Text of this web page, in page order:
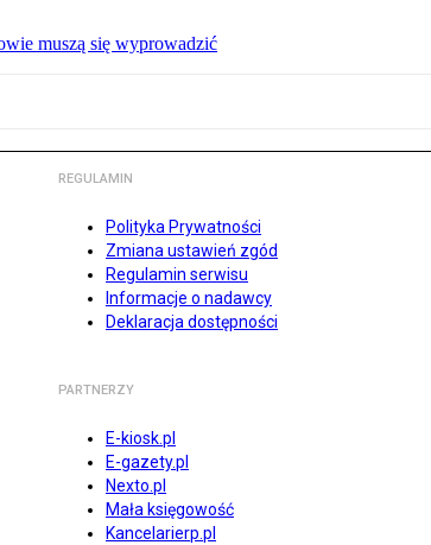
muszą się wyprowadzić
REGULAMIN
Polityka Prywatności
Zmiana ustawień zgód
Regulamin serwisu
Informacje o nadawcy
Deklaracja dostępności
PARTNERZY
E-kiosk.pl
E-gazety.pl
Nexto.pl
Mała księgowość
Kancelarierp.pl